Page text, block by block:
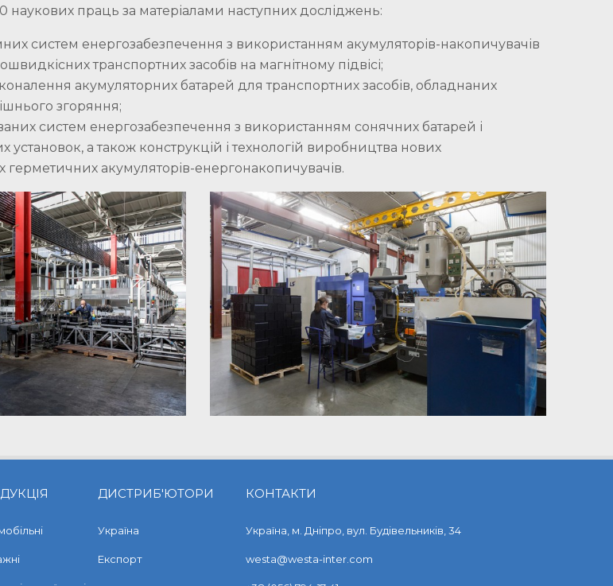
наукових праць за матеріалами наступних досліджень:
систем енергозабезпечення з використанням акумуляторів-накопичувачів
транспортних засобів на магнітному підвісі;
акумуляторних батарей для транспортних засобів, обладнаних
згоряння;
систем енергозабезпечення з використанням сонячних батарей і
установок, а також конструкцій і технологій виробництва нових
герметичних акумуляторів-енергонакопичувачів.
ДИСТРИБ'ЮТОРИ
Україна
Експорт
КОНТАКТИ
Україна, м. Дніпро, вул. Будівельників, 34
westa@westa-inter.com